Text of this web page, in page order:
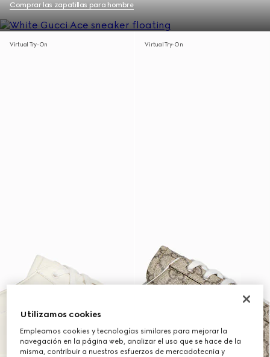
Comprar las zapatillas para hombre
Virtual Try-On Virtual Try-On
Utilizamos cookies
Empleamos cookies y tecnologías similares para mejorar la
navegación en la página web, analizar el uso que se hace de la
misma, contribuir a nuestros esfuerzos de mercadotecnia y